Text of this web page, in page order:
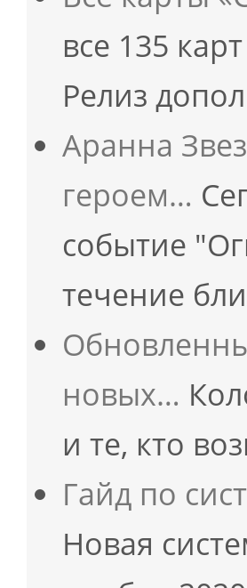
все 135
Релиз
Аранна
героем…
событие
течение
новых…
и те, кто
Гайд по
Новая